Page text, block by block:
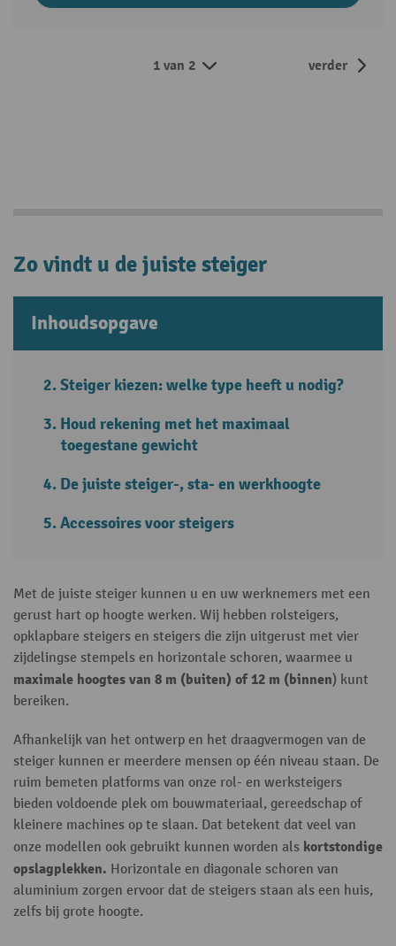
1 van 2 verder
Zo vindt u de juiste steiger
Inhoudsopgave
Steiger kiezen: welke type heeft u nodig?
Houd rekening met het maximaal
toegestane gewicht
De juiste steiger-, sta- en werkhoogte
Accessoires voor steigers
Met de juiste steiger kunnen u en uw werknemers met een
gerust hart op hoogte werken. Wij hebben rolsteigers,
opklapbare steigers en steigers die zijn uitgerust met vier
zijdelingse stempels en horizontale schoren, waarmee u
maximale hoogtes van 8 m (buiten) of 12 m (binnen) kunt
bereiken.
Afhankelijk van het ontwerp en het draagvermogen van de
steiger kunnen er meerdere mensen op één niveau staan. De
ruim bemeten platforms van onze rol- en werksteigers
bieden voldoende plek om bouwmateriaal, gereedschap of
kleinere machines op te slaan. Dat betekent dat veel van
onze modellen ook gebruikt kunnen worden als kortstondige
opslagplekken. Horizontale en diagonale schoren van
aluminium zorgen ervoor dat de steigers staan als een huis,
zelfs bij grote hoogte.